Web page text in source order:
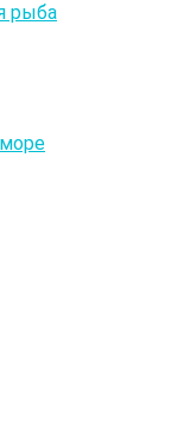
рыба